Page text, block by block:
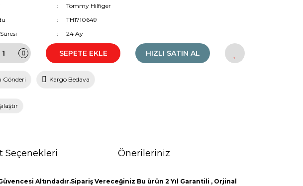
Tommy Hilfiger
TH1710649
24 Ay
SEPETE EKLE HIZLI SATIN AL
Gönderi Kargo Bedava
Seçenekleri Önerileriniz
Altındadır.Sipariş Vereceğiniz Bu ürün 2 Yıl Garantili , Orjinal